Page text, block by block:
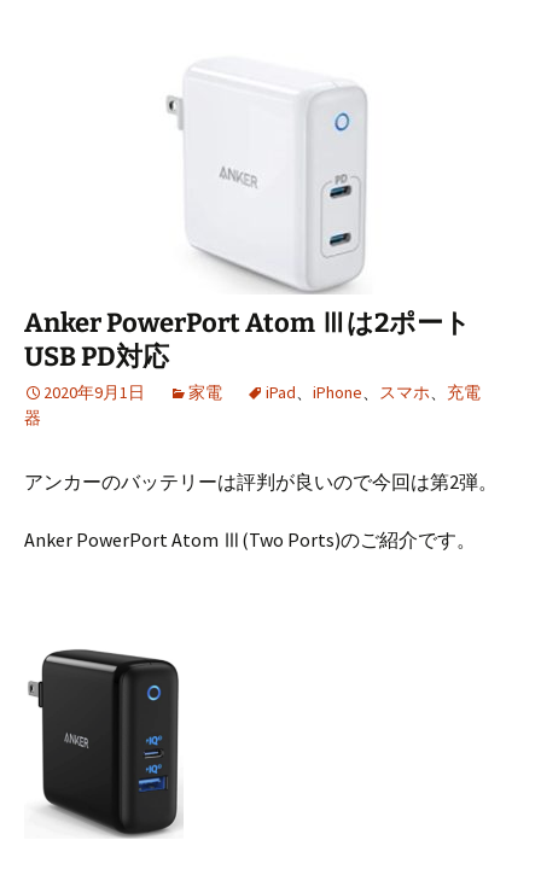
Anker PowerPort Atom Ⅲは2ポート
USB PD対応
2020年9月1日 家電 iPad、 iPhone、 スマホ、 充電
器
アンカーのバッテリーは評判が良いので今回は第2弾。
Anker PowerPort Atom Ⅲ(Two Ports)のご紹介です。